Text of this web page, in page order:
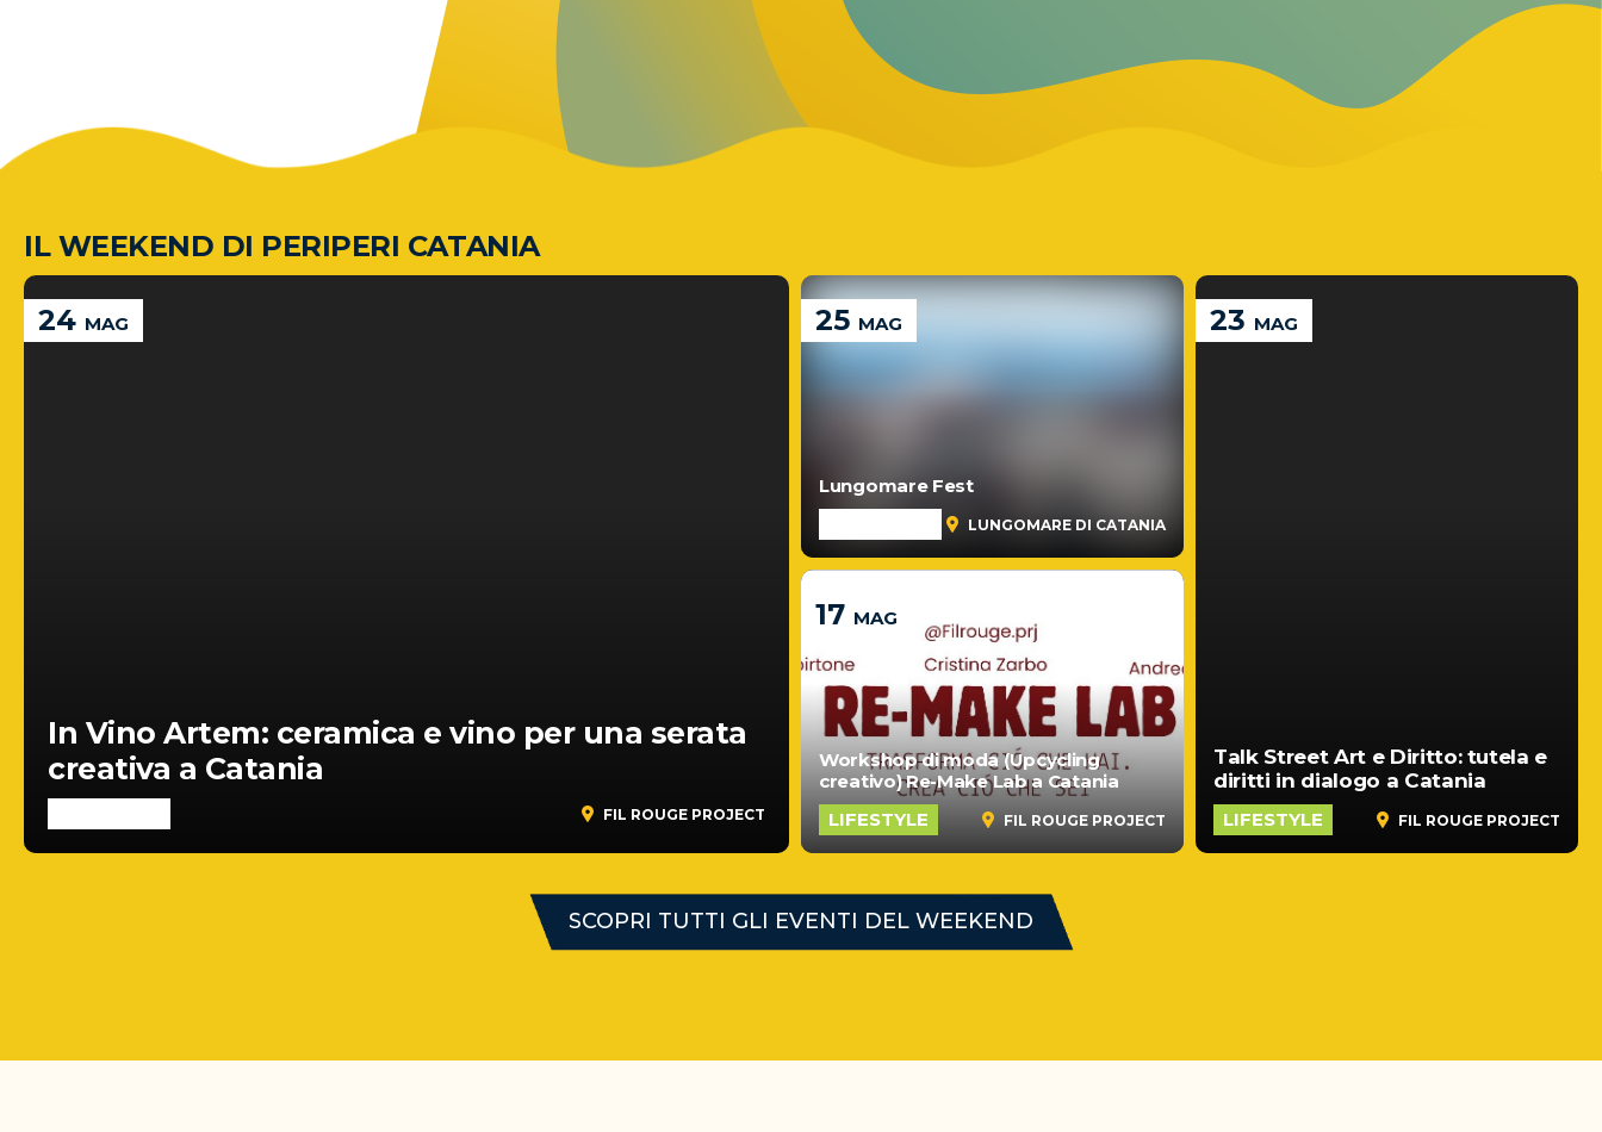
IL WEEKEND DI PERIPERI CATANIA
24 MAG
In Vino Artem: ceramica e vino per una serata
creativa a Catania
FIL ROUGE PROJECT
23 MAG
Talk Street Art e Diritto: tutela e
diritti in dialogo a Catania
LIFESTYLE FIL ROUGE PROJECT
25 MAG
Lungomare Fest
LUNGOMARE DI CATANIA
17 MAG
Workshop di moda (Upcycling
creativo) Re-Make Lab a Catania
LIFESTYLE
FIL ROUGE PROJECT
SCOPRI TUTTI GLI EVENTI DEL WEEKEND